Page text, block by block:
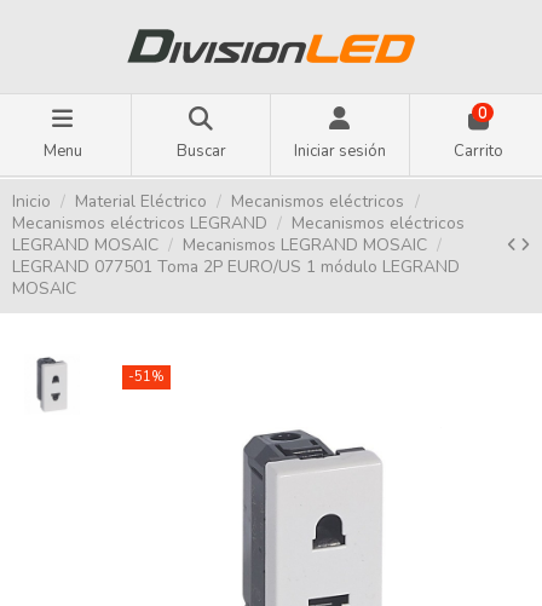
Menu Buscar Iniciar sesión
0
Carrito
Inicio Material Eléctrico
Mecanismos eléctricos
Mecanismos eléctricos LEGRAND
Mecanismos eléctricos
LEGRAND MOSAIC
Mecanismos LEGRAND MOSAIC
LEGRAND 077501 Toma 2P EURO/US 1 módulo LEGRAND
MOSAIC
-51%